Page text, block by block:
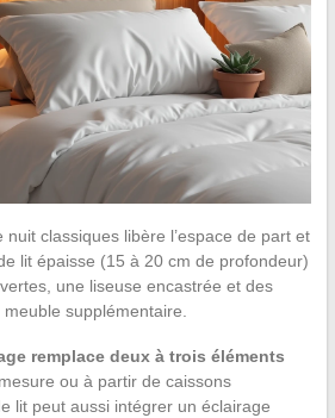
classiques libère l’espace de part et
lit épaisse (15 à 20 cm de profondeur)
une liseuse encastrée et des
supplémentaire.
remplace deux à trois éléments
ou à partir de caissons
lit peut aussi intégrer un éclairage